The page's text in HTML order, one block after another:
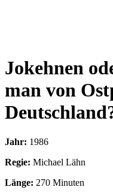
Jokehnen
man von
Jahr: 1986
Regie: Michael Lähn
Länge: 270 Minuten